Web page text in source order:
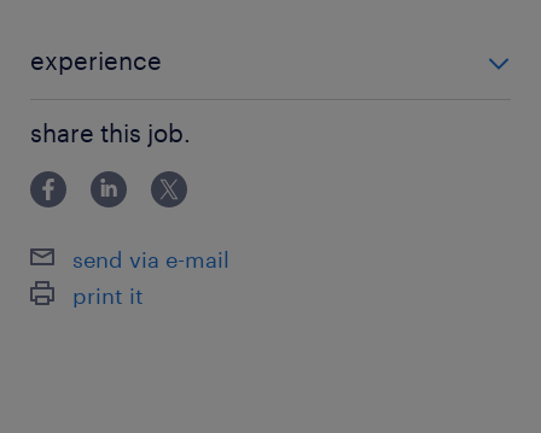
★交通費支給
★残業ほぼなし
★在宅勤務
★ITサポート
最寄駅
experience
share this job.
send via e-mail
print it